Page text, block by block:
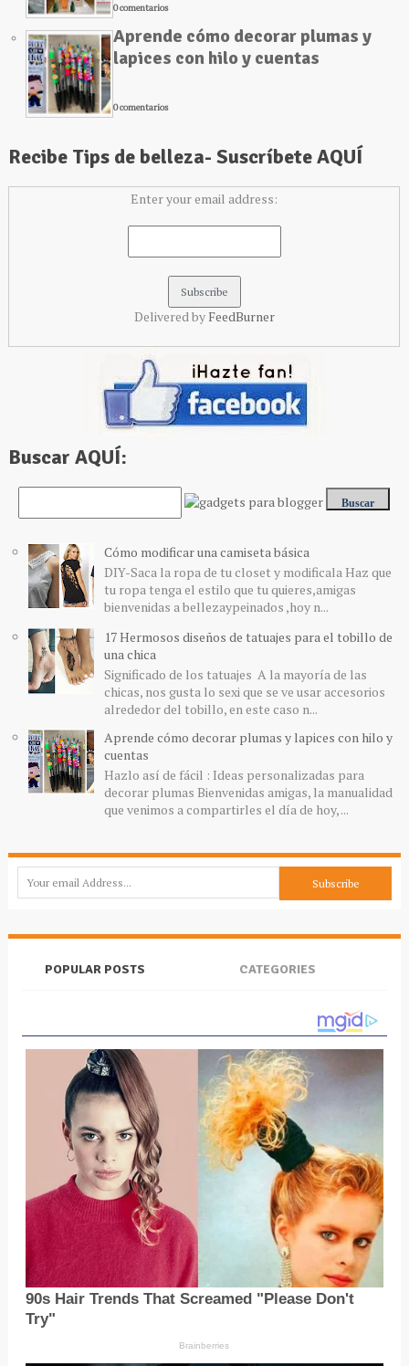
0 comentarios
Aprende cómo decorar plumas y
lapices con hilo y cuentas
0 comentarios
Recibe Tips de belleza- Suscríbete AQUÍ
Enter your email address:
Delivered by FeedBurner
Buscar AQUÍ:
Cómo modificar una camiseta básica
DIY-Saca la ropa de tu closet y modificala Haz que
tu ropa tenga el estilo que tu quieres,amigas
bienvenidas a bellezaypeinados ,hoy n...
17 Hermosos diseños de tatuajes para el tobillo de
una chica
Significado de los tatuajes A la mayoría de las
chicas, nos gusta lo sexi que se ve usar accesorios
alrededor del tobillo, en este caso n...
Aprende cómo decorar plumas y lapices con hilo y
cuentas
Hazlo así de fácil : Ideas personalizadas para
decorar plumas Bienvenidas amigas, la manualidad
que venimos a compartirles el día de hoy, ...
POPULAR POSTS CATEGORIES